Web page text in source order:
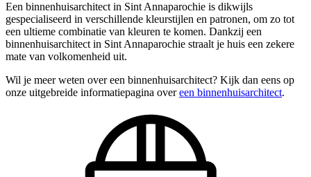
Een binnenhuisarchitect in Sint Annaparochie is dikwijls
gespecialiseerd in verschillende kleurstijlen en patronen, om zo tot
een ultieme combinatie van kleuren te komen. Dankzij een
binnenhuisarchitect in Sint Annaparochie straalt je huis een zekere
mate van volkomenheid uit.
Wil je meer weten over een binnenhuisarchitect? Kijk dan eens op
onze uitgebreide informatiepagina overeen binnenhuisarchitect.